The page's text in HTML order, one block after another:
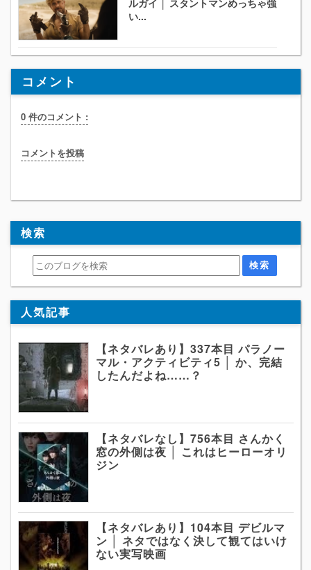
ルガイ │ スタントマンめっちゃ強
い...
コメント
0 件のコメント :
コメントを投稿
検索
人気記事
【ネタバレあり】337本目 パラノー
マル・アクティビティ5 │ か、完結
したんだよね……？
【ネタバレなし】756本目 さんかく
窓の外側は夜 │ これはヒーローオリ
ジン
【ネタバレあり】104本目 デビルマ
ン │ ネタではなく決して観てはいけ
ない実写映画